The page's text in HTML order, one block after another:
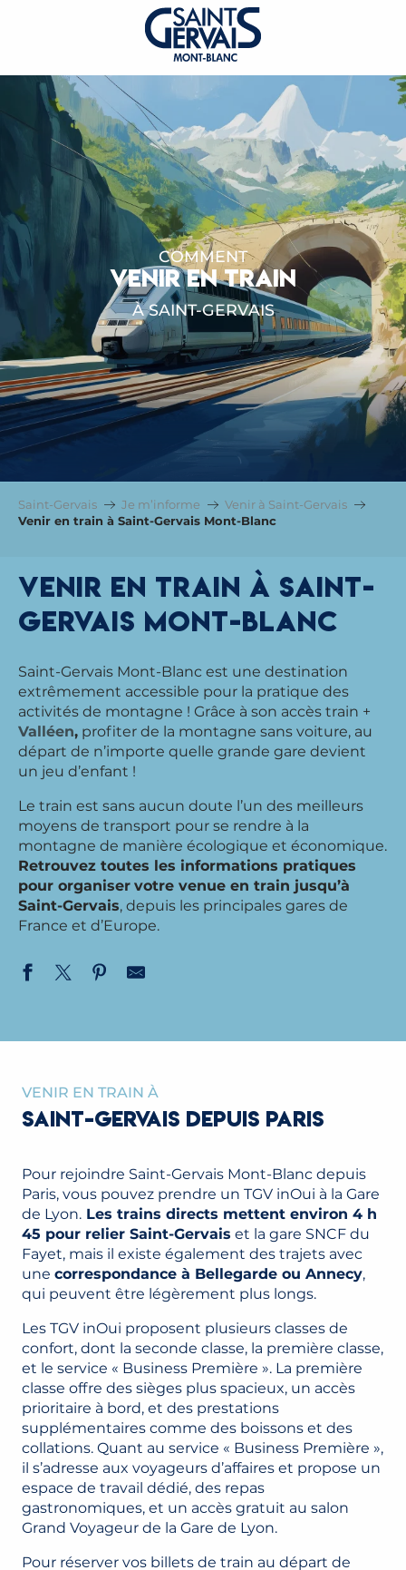
COMMENT
VENIR EN TRAIN
À SAINT-GERVAIS
Saint-Gervais Je m’informe
Venir à Saint-Gervais
Venir en train à Saint-Gervais Mont-Blanc
Venir en train à Saint-
Gervais Mont-Blanc
Saint-Gervais Mont-Blanc est une destination
extrêmement accessible pour la pratique des
activités de montagne ! Grâce à son accès train +
Valléen, profiter de la montagne sans voiture, au
départ de n’importe quelle grande gare devient
un jeu d’enfant !
Le train est sans aucun doute l’un des meilleurs
moyens de transport pour se rendre à la
montagne de manière écologique et économique.
Retrouvez toutes les informations pratiques
pour organiser votre venue en train jusqu’à
Saint-Gervais, depuis les principales gares de
France et d’Europe.
VENIR EN TRAIN À
SAINT-GERVAIS DEPUIS PARIS
Pour rejoindre Saint-Gervais Mont-Blanc depuis
Paris, vous pouvez prendre un TGV inOui à la Gare
de Lyon. Les trains directs mettent environ 4 h
45 pour relier Saint-Gervais et la gare SNCF du
Fayet, mais il existe également des trajets avec
une correspondance à Bellegarde ou Annecy,
qui peuvent être légèrement plus longs.
Les TGV inOui proposent plusieurs classes de
confort, dont la seconde classe, la première classe,
et le service « Business Première ». La première
classe offre des sièges plus spacieux, un accès
prioritaire à bord, et des prestations
supplémentaires comme des boissons et des
collations. Quant au service « Business Première »,
il s’adresse aux voyageurs d’affaires et propose un
espace de travail dédié, des repas
gastronomiques, et un accès gratuit au salon
Grand Voyageur de la Gare de Lyon.
Pour réserver vos billets de train au départ de